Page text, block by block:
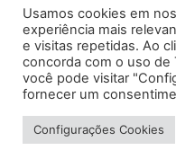
Webmail
Intranet
Administração
Usamos cookies em
experiência mais
e visitas repetidas. Ao
concorda com o uso de
você pode visitar
fornecer um
Configurações Cookies